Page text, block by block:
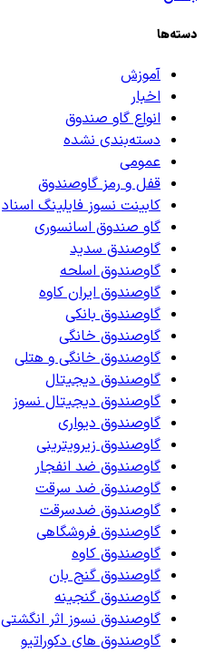
دسته‌ها
آموزش
اخبار
انواع گاو صندوق
دسته‌بندی نشده
عمومی
قفل و رمز گاوصندوق
کابینت نسوز فایلینگ اسناد
گاو صندوق اسانسوری
گاوصندق سدید
گاوصندوق اسلحه
گاوصندوق ایران کاوه
گاوصندوق بانکی
گاوصندوق خانگی
گاوصندوق خانگی و هتلی
گاوصندوق دیجیتال
گاوصندوق دیجیتال نسوز
گاوصندوق دیواری
گاوصندوق زیرویترینی
گاوصندوق ضد انفجار
گاوصندوق ضد سرقت
گاوصندوق ضدسرقت
گاوصندوق فروشگاهی
گاوصندوق کاوه
گاوصندوق گنج بان
گاوصندوق گنجینه
گاوصندوق نسوز اثر انگشتی
گاوصندوق های دکوراتیو